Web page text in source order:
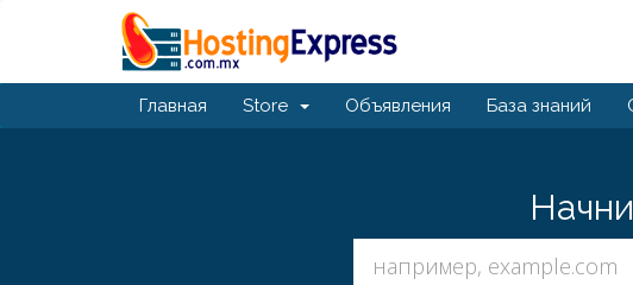
Главная Store Объявления База знаний